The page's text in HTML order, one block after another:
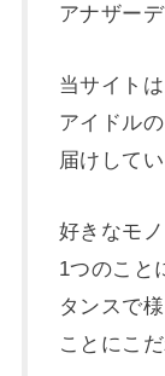
アナザー
当サイト
アイドル
届けしてい
好きなモ
1つのこと
タンスで
ことにこ